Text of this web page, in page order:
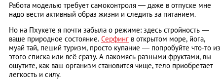
Работа моделью требует самоконтроля — даже в отпуске мне
надо вести активный образ жизни и следить за питанием.
Но на Пхукете я почти забыла о режиме: здесь стройность —
ваше природное состояние. Серфинг в открытом море, йога,
муай тай, пеший туризм, просто купание — попробуйте что-то из
этого списка или всё сразу. А лакомясь разными фруктами, вы
ощутите, как ваш организм становится чище, тело приобретает
легкость и силу.